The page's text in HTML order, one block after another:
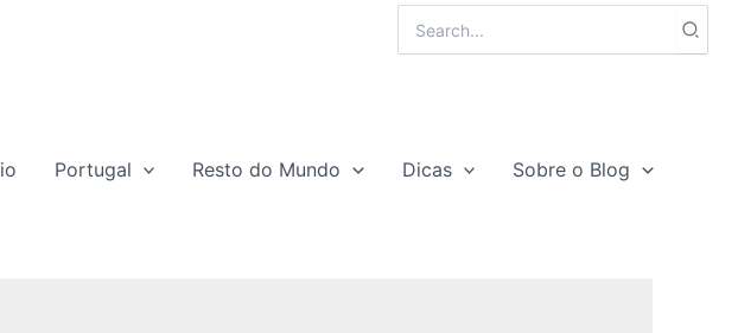
for:
Portugal Resto do Mundo Dicas Sobre o Blog